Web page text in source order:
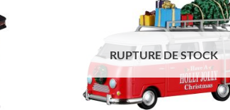
à la
RUPTURE DE STOCK